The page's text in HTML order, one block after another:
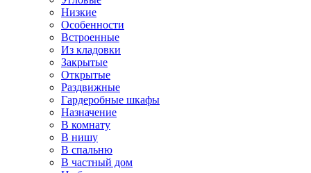
Низкие
Особенности
Встроенные
Из кладовки
Закрытые
Открытые
Раздвижные
Гардеробные шкафы
Назначение
В комнату
В нишу
В спальню
В частный дом